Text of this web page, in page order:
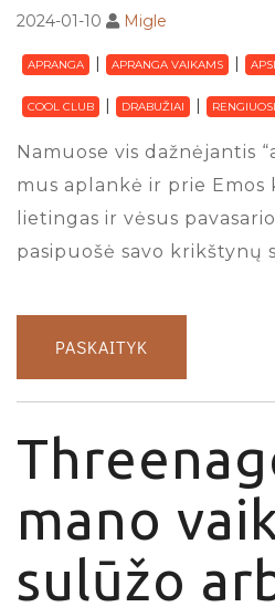
2024-01-10
Migle
APRANGA APRANGA VAIKAMS
COOL CLUB DRABUŽIAI
Namuose vis dažnėjantis
mus aplankė ir prie Emos
lietingas ir vėsus
pasipuošė savo krikštynų
PASKAITYK
mano
sulūžo